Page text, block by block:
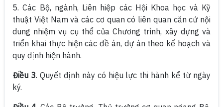
5. Các Bộ, ngành, Liên hiệp các Hội Khoa học và Kỹ
thuật Việt Nam và các cơ quan có liên quan căn cứ nội
dung nhiệm vụ cụ thể của Chương trình, xây dựng và
triển khai thực hiện các đề án, dự án theo kế hoạch và
quy định hiện hành.
Điều 3. Quyết định này có hiệu lực thi hành kể từ ngày
ký.